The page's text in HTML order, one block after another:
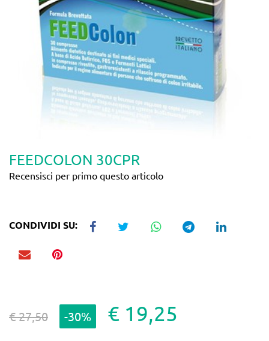
FEEDCOLON 30CPR
Recensisci per primo questo articolo
CONDIVIDI SU:
€ 27,50 -30% € 19,25